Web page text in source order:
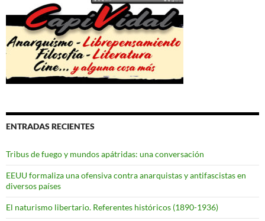
ENTRADAS RECIENTES
Tribus de fuego y mundos apátridas: una conversación
EEUU formaliza una ofensiva contra anarquistas y antifascistas en
diversos países
El naturismo libertario. Referentes históricos (1890-1936)